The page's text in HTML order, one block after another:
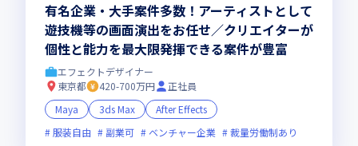
有名企業・大手案件多数！アーティストとして
遊技機等の画面演出をお任せ／クリエイターが
個性と能力を最大限発揮できる案件が豊富
エフェクトデザイナー
東京都
420-700万円
正社員
Maya
3ds Max
After Effects
服装自由
副業可 ベンチャー企業 裁量労働制あり